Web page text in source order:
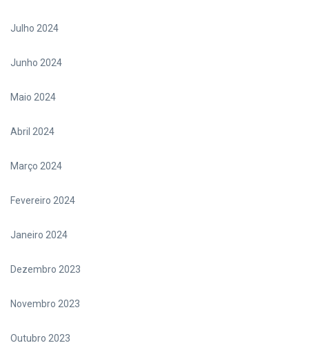
Julho 2024
Junho 2024
Maio 2024
Abril 2024
Março 2024
Fevereiro 2024
Janeiro 2024
Dezembro 2023
Novembro 2023
Outubro 2023